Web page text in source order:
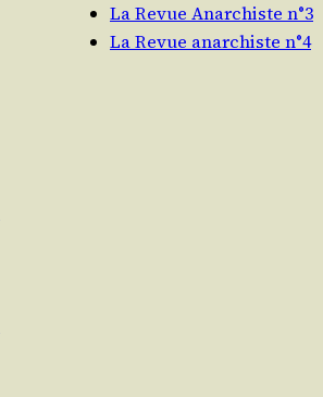
La Revue Anarchiste n°3
La Revue anarchiste n°4